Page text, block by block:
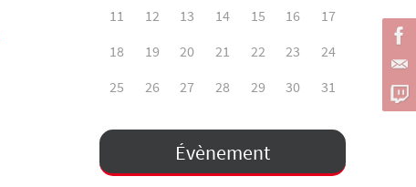
11
12 13 14 15 16
17
18
19 20 21 22 23
24
25
26 27 28 29 30 31
Évènement